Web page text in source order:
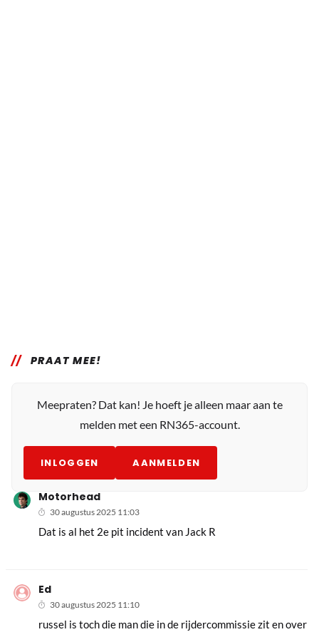
PRAAT MEE!
Meepraten? Dat kan! Je hoeft je alleen maar aan te
melden met een RN365-account.
INLOGGEN AANMELDEN
Motorhead
30 augustus 2025 11:03
Dat is al het 2e pit incident van Jack R
Ed
30 augustus 2025 11:10
russel is toch die man die in de rijdercommissie zit en over